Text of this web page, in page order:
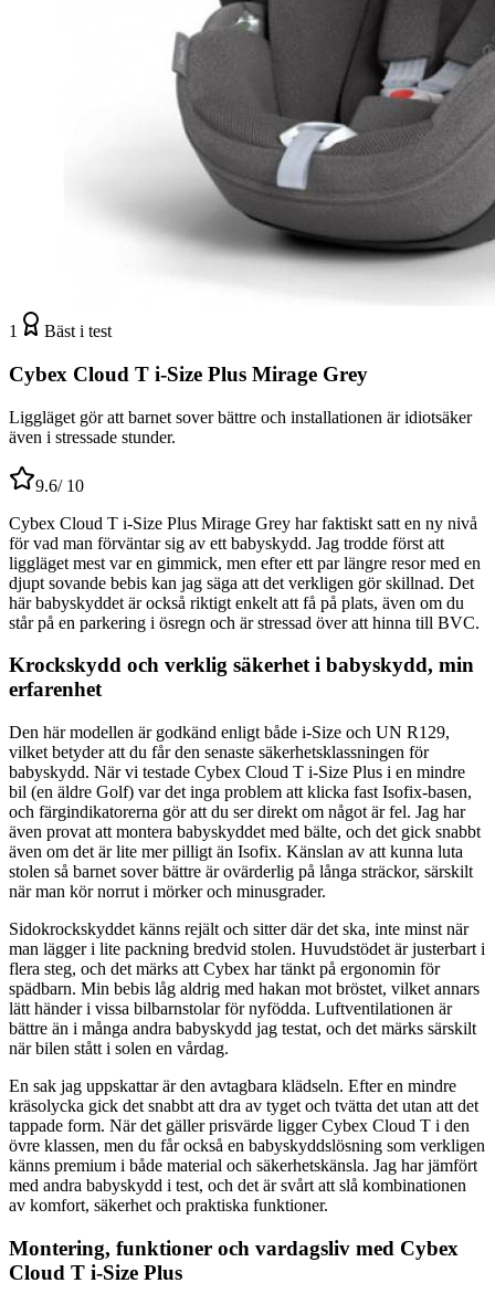
1 Bäst i test
Cybex Cloud T i-Size Plus Mirage Grey
Liggläget gör att barnet sover bättre och installationen är idiot­säker
även i stressade stunder.
9.6/ 10
Cybex Cloud T i-Size Plus Mirage Grey har faktiskt satt en ny nivå
för vad man förväntar sig av ett babyskydd. Jag trodde först att
liggläget mest var en gimmick, men efter ett par längre resor med en
djupt sovande bebis kan jag säga att det verkligen gör skillnad. Det
här babyskyddet är också riktigt enkelt att få på plats, även om du
står på en parkering i ösregn och är stressad över att hinna till BVC.
Krockskydd och verklig säkerhet i babyskydd, min
erfarenhet
Den här modellen är godkänd enligt både i-Size och UN R129,
vilket betyder att du får den senaste säkerhetsklassningen för
babyskydd. När vi testade Cybex Cloud T i-Size Plus i en mindre
bil (en äldre Golf) var det inga problem att klicka fast Isofix-basen,
och färgindikatorerna gör att du ser direkt om något är fel. Jag har
även provat att montera babyskyddet med bälte, och det gick snabbt
även om det är lite mer pilligt än Isofix. Känslan av att kunna luta
stolen så barnet sover bättre är ovärderlig på långa sträckor, särskilt
när man kör norrut i mörker och minusgrader.
Sidokrockskyddet känns rejält och sitter där det ska, inte minst när
man lägger i lite packning bredvid stolen. Huvudstödet är justerbart i
flera steg, och det märks att Cybex har tänkt på ergonomin för
spädbarn. Min bebis låg aldrig med hakan mot bröstet, vilket annars
lätt händer i vissa bilbarnstolar för nyfödda. Luftventilationen är
bättre än i många andra babyskydd jag testat, och det märks särskilt
när bilen stått i solen en vårdag.
En sak jag uppskattar är den avtagbara klädseln. Efter en mindre
kräsolycka gick det snabbt att dra av tyget och tvätta det utan att det
tappade form. När det gäller prisvärde ligger Cybex Cloud T i den
övre klassen, men du får också en babyskyddslösning som verkligen
känns premium i både material och säkerhetskänsla. Jag har jämfört
med andra babyskydd i test, och det är svårt att slå kombinationen
av komfort, säkerhet och praktiska funktioner.
Montering, funktioner och vardagsliv med Cybex
Cloud T i-Size Plus